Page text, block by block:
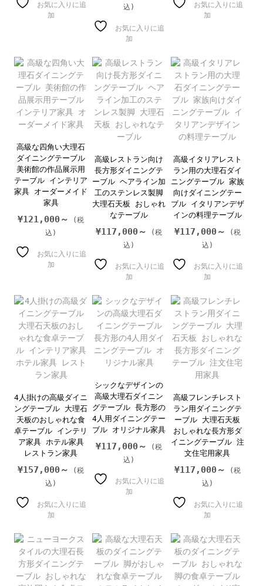
お気に入りに追
加
お気に入りに追
加
お気に入りに追
加
高級な四角い大理石
ダイニングテーブル
美術館の作品展示用
テーブル インテリア
家具 オーダーメイド
家具
¥121,000～
お気に入りに追
加
高級レストラン向け
長方形ダイニングテ
ーブル ヘアライン加
工のステンレス製脚
大理石天板 おしゃれ
なテーブル
¥117,000～
お気に入りに追
加
高級イタリアレスト
ラン用の大理石ダイ
ニングテーブル 家族
向けダイニングテー
ブル イタリアンデザ
インの料理テーブル
¥117,000～
お気に入りに追
加
4人掛けの高級ダイニ
ングテーブル 大理石
天板のおしゃれな食
卓テーブル インテリ
ア家具 ホテル家具
レストラン家具
¥157,000～
お気に入りに追
加
シックなデザインの
高級大理石ダイニン
グテーブル 長方形の
4人用ダイニングテー
ブル オリジナル家具
¥117,000～
お気に入りに追
加
高級フレンチレスト
ラン用ダイニングテ
ーブル 大理石天板
おしゃれな長方形ダ
イニングテーブル 注
文住宅用家具
¥117,000～
お気に入りに追
加